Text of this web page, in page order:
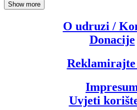
Show more
O udruzi /
Donacije
Reklamirajte
Uvjeti